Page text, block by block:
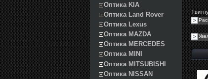
Оптика KIA
Оптика Land Rover
Оптика Lexus
Оптика MAZDA
Оптика MERCEDES
Оптика MINI
Оптика MITSUBISHI
Оптика NISSAN